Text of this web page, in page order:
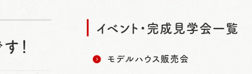
！
イベント・完成見学会一覧
モデルハウス販売会